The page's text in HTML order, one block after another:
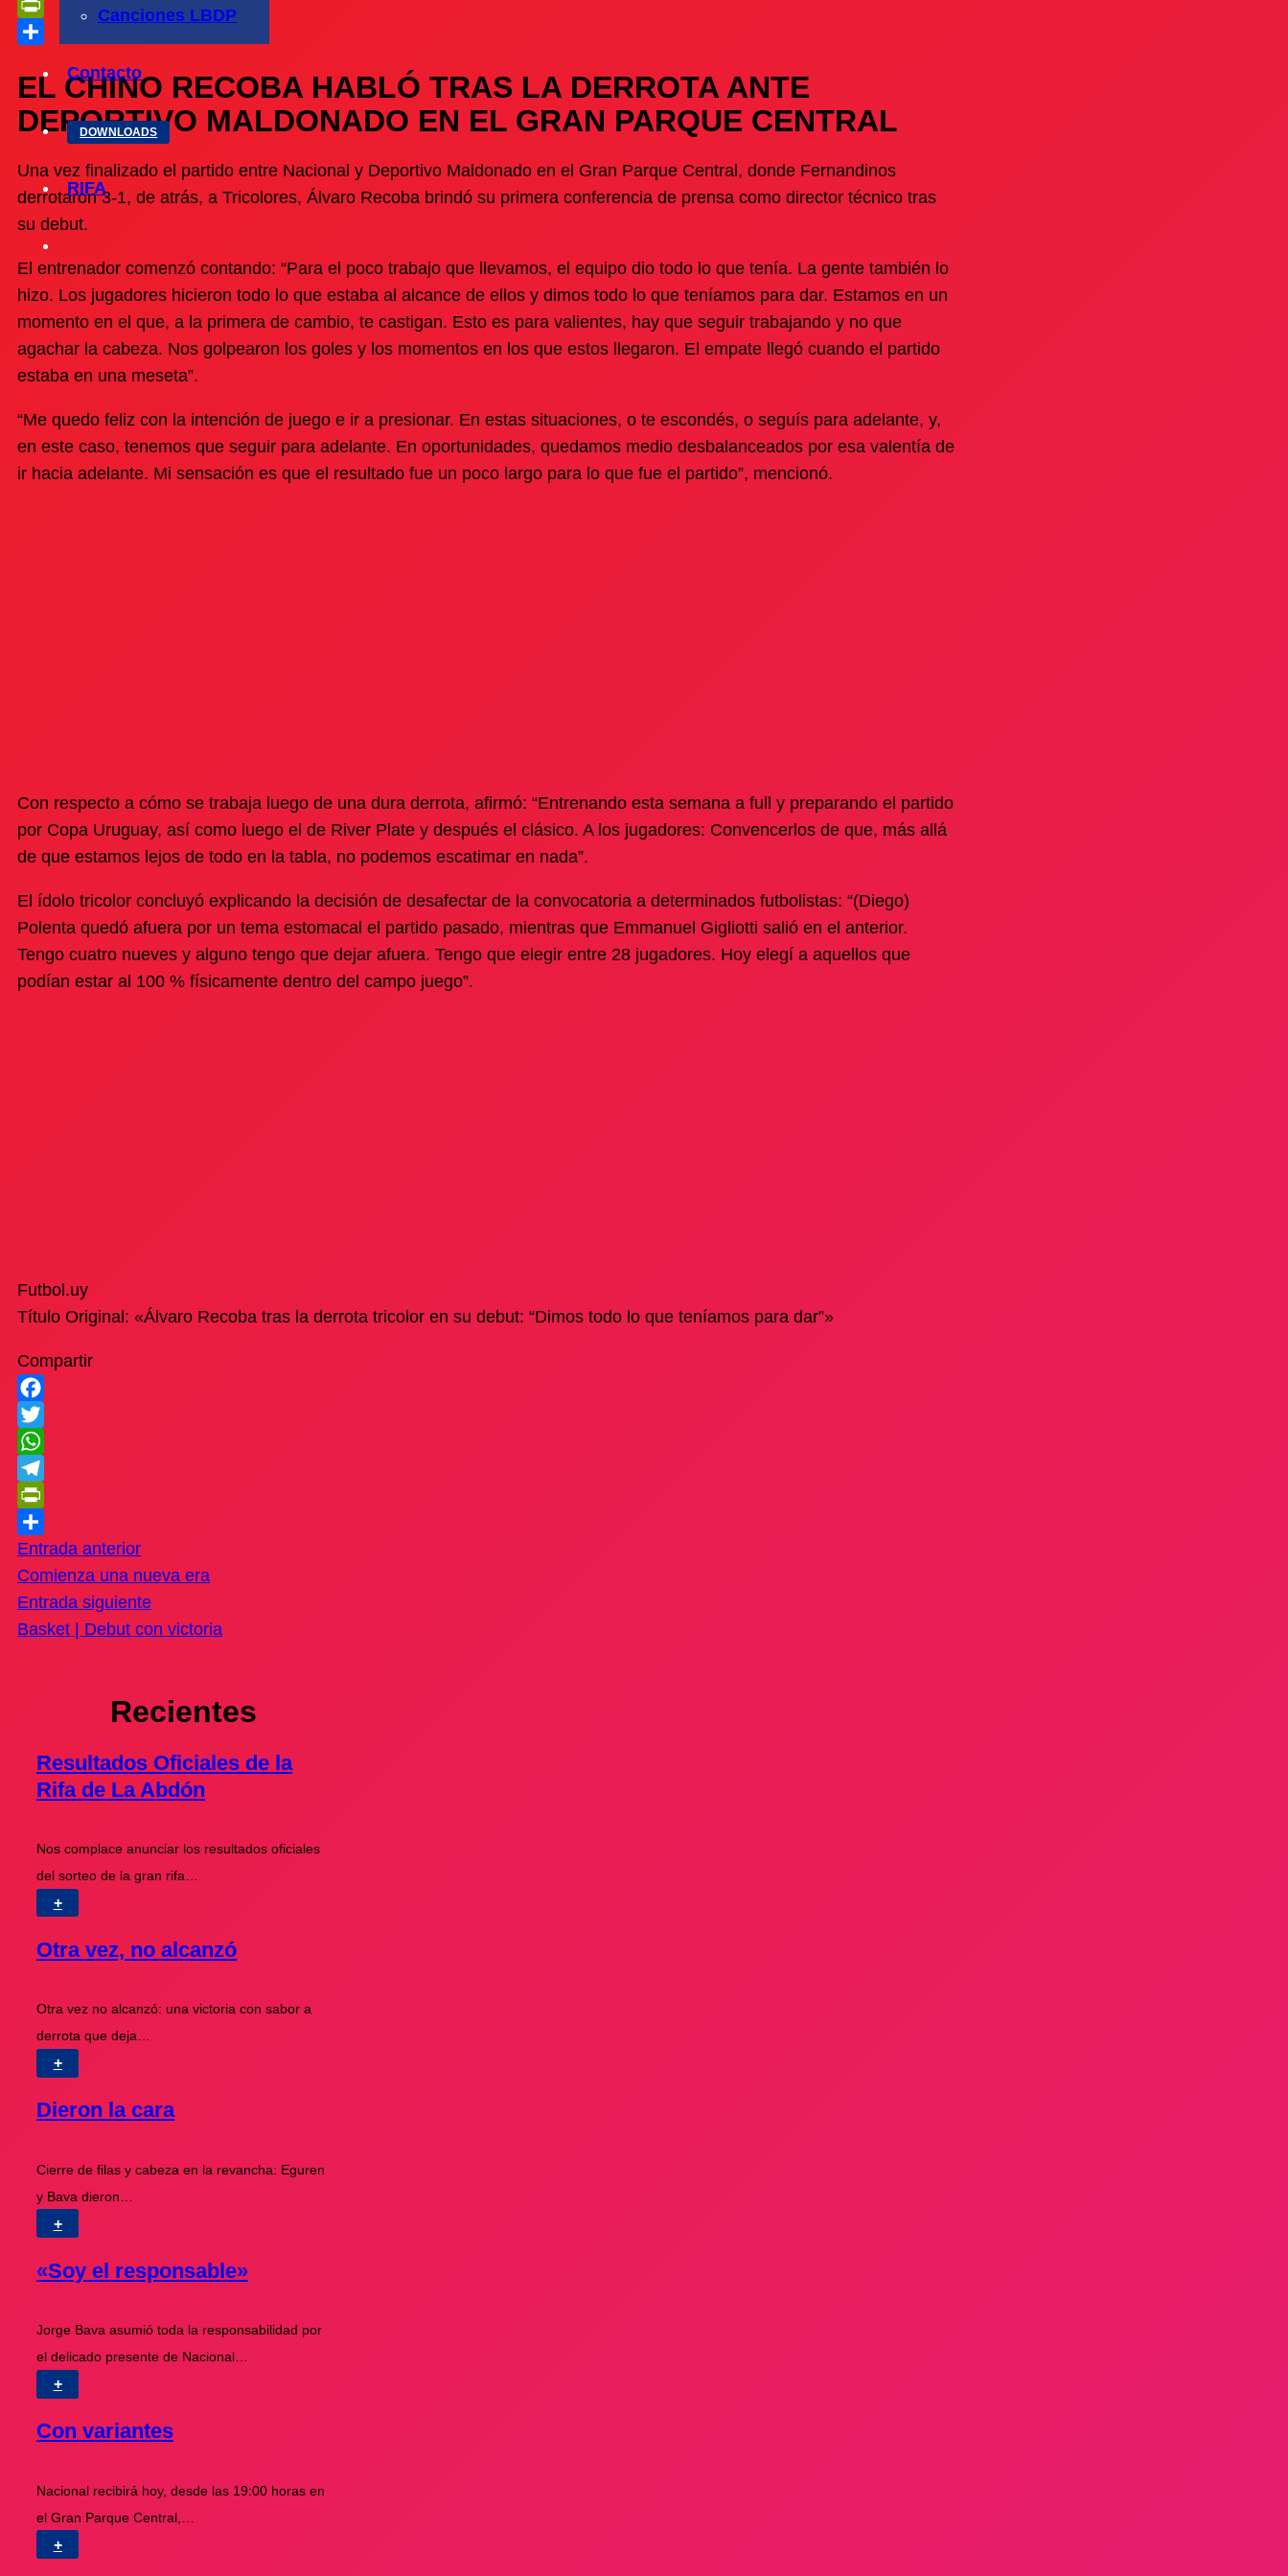
Canciones LBDP
Contacto
DOWNLOADS
RIFA
Telegram
PrintFriendly
EL CHINO RECOBA HABLÓ TRAS LA DERROTA ANTE
DEPORTIVO MALDONADO EN EL GRAN PARQUE CENTRAL
Una vez finalizado el partido entre Nacional y Deportivo Maldonado en el Gran Parque Central, donde Fernandinos
derrotaron 3-1, de atrás, a Tricolores, Álvaro Recoba brindó su primera conferencia de prensa como director técnico tras
su debut.
El entrenador comenzó contando: “Para el poco trabajo que llevamos, el equipo dio todo lo que tenía. La gente también lo
hizo. Los jugadores hicieron todo lo que estaba al alcance de ellos y dimos todo lo que teníamos para dar. Estamos en un
momento en el que, a la primera de cambio, te castigan. Esto es para valientes, hay que seguir trabajando y no que
agachar la cabeza. Nos golpearon los goles y los momentos en los que estos llegaron. El empate llegó cuando el partido
estaba en una meseta”.
“Me quedo feliz con la intención de juego e ir a presionar. En estas situaciones, o te escondés, o seguís para adelante, y,
en este caso, tenemos que seguir para adelante. En oportunidades, quedamos medio desbalanceados por esa valentía de
ir hacia adelante. Mi sensación es que el resultado fue un poco largo para lo que fue el partido”, mencionó.
Con respecto a cómo se trabaja luego de una dura derrota, afirmó: “Entrenando esta semana a full y preparando el partido
por Copa Uruguay, así como luego el de River Plate y después el clásico. A los jugadores: Convencerlos de que, más allá
de que estamos lejos de todo en la tabla, no podemos escatimar en nada”.
El ídolo tricolor concluyó explicando la decisión de desafectar de la convocatoria a determinados futbolistas: “(Diego)
Polenta quedó afuera por un tema estomacal el partido pasado, mientras que Emmanuel Gigliotti salió en el anterior.
Tengo cuatro nueves y alguno tengo que dejar afuera. Tengo que elegir entre 28 jugadores. Hoy elegí a aquellos que
podían estar al 100 % físicamente dentro del campo juego”.
Futbol.uy
Título Original: «Álvaro Recoba tras la derrota tricolor en su debut: “Dimos todo lo que teníamos para dar”»
Compartir
Facebook
Twitter
WhatsApp
Telegram
PrintFriendly
Compartir
Entrada anterior
Comienza una nueva era
Entrada siguiente
Basket | Debut con victoria
Recientes
Resultados Oficiales de la
Rifa de La Abdón
Nos complace anunciar los resultados oficiales
del sorteo de la gran rifa…
+
Otra vez, no alcanzó
Otra vez no alcanzó: una victoria con sabor a
derrota que deja…
+
Dieron la cara
Cierre de filas y cabeza en la revancha: Eguren
y Bava dieron…
+
«Soy el responsable»
Jorge Bava asumió toda la responsabilidad por
el delicado presente de Nacional…
+
Con variantes
Nacional recibirá hoy, desde las 19:00 horas en
el Gran Parque Central,…
+